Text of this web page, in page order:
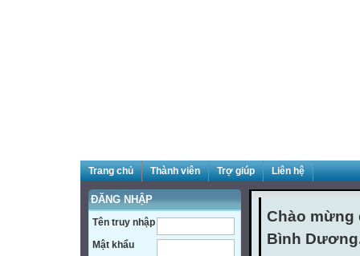
Trang chủ Thành viên Trợ giúp Liên hệ
ĐĂNG NHẬP
Tên truy nhập
Mật khẩu
Chào mừng
Bình